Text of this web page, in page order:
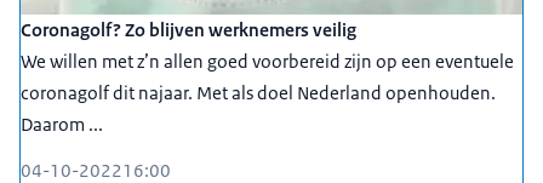
Coronagolf? Zo blijven werknemers veilig
We willen met z’n allen goed voorbereid zijn op een eventuele
coronagolf dit najaar. Met als doel Nederland openhouden.
Daarom ...
04-10-202216:00